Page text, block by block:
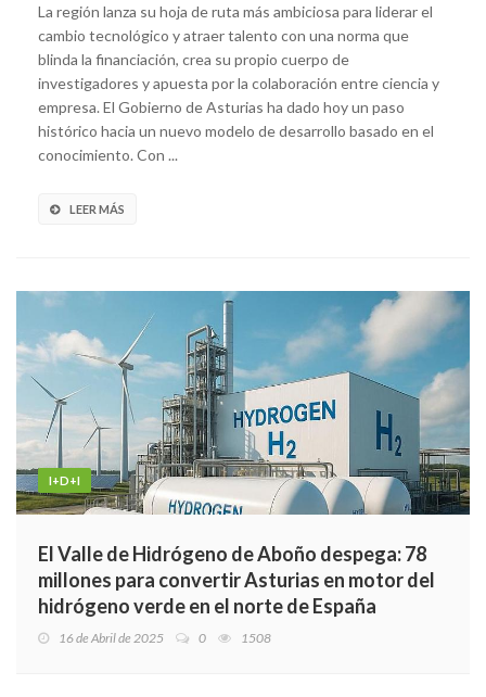
La región lanza su hoja de ruta más ambiciosa para liderar el
cambio tecnológico y atraer talento con una norma que
blinda la financiación, crea su propio cuerpo de
investigadores y apuesta por la colaboración entre ciencia y
empresa. El Gobierno de Asturias ha dado hoy un paso
histórico hacia un nuevo modelo de desarrollo basado en el
conocimiento. Con ...
LEER MÁS
I+D+I
El Valle de Hidrógeno de Aboño despega: 78
millones para convertir Asturias en motor del
hidrógeno verde en el norte de España
16 de Abril de 2025 0 1508